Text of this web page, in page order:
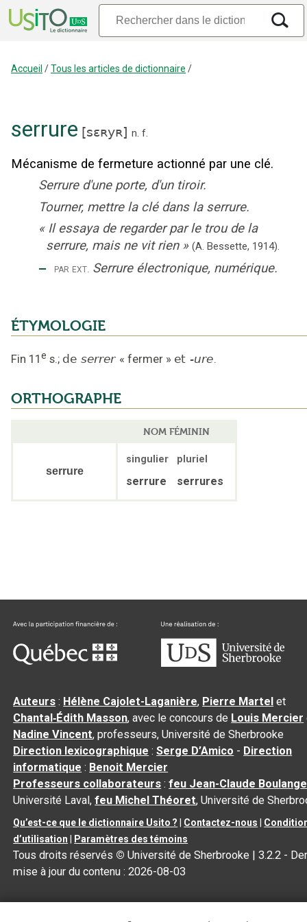
Accueil /Tous les articles de dictionnaire /
serrure [sɛʀyʀ] n. f.
Mécanisme de fermeture actionné par une clé.
Serrure d'une porte, d'un tiroir.
Tourner, mettre la clé dans la serrure.
« Il essaya de regarder par le trou de la
serrure, mais ne vit rien » (A. Bessette, 1914).
‒ par ext. Serrure électronique, numérique.
ÉTYMOLOGIE
Fin 11e s.; de serrer « fermer » et -ure.
ORTHOGRAPHE
NOM FÉMININ
serrure
singulier pluriel
serrure serrures
Auteurs : Hélène Cajolet-Laganière, Pierre Martel et
Chantal‑Édith Masson, avec le concours de Louis Mercier
Nadine Vincent, professeurs, Université de Sherbrooke
Direction lexicographique :Serge D’Amico - Direction
informatique : Benoit Mercier
Professeurs collaborateurs :feu Jean-Claude
Université Laval,feu Michel Théoret, Université de
Qu’est-ce que le dictionnaire Usito ? | Contactez-nous |
d’utilisation | Paramètres des témoins
Tous droits réservés © Université de Sherbrooke |3.2.2 -
mise à jour du contenu :2026-08-03